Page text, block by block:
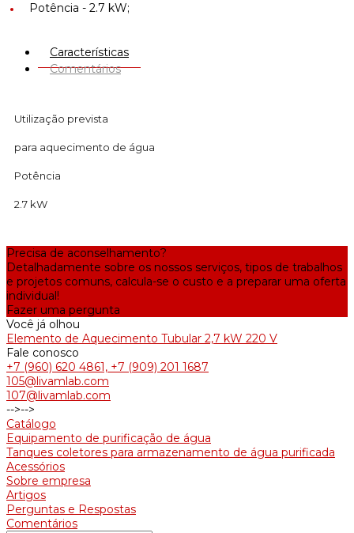
Potência - 2.7 kW;
Características
Comentários
Utilização prevista
para aquecimento de água
Potência
2.7 kW
Precisa de aconselhamento?
Detalhadamente sobre os nossos serviços, tipos de trabalhos
e projetos comuns, calcula-se o custo e a preparar uma oferta
individual!
Fazer uma pergunta
Você já olhou
Elemento de Aquecimento Tubular 2,7 kW 220 V
Fale conosco
+7 (960) 620 4861, +7 (909) 201 1687
105@livamlab.com
107@livamlab.com
-->-->
Catálogo
Equipamento de purificação de água
Tanques coletores para armazenamento de água purificada
Acessórios
Sobre empresa
Artigos
Perguntas e Respostas
Comentários